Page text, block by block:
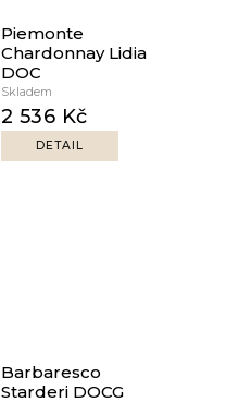
Piemonte
Chardonnay Lidia
DOC
Skladem
2 536 Kč
DETAIL
Barbaresco
Starderi DOCG